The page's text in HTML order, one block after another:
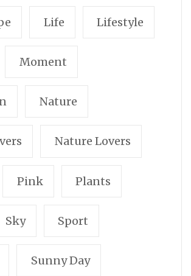
Life Lifestyle
Moment
Nature
Nature Lovers
Pink Plants
Sky Sport
Sunny Day